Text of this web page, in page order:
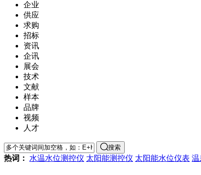
企业
供应
求购
招标
资讯
企讯
展会
技术
文献
样本
品牌
视频
人才
搜索
热词： 水温水位测控仪 太阳能测控仪 太阳能水位仪表 温